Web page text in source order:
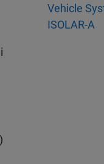
Vehicle
ISOLAR-A